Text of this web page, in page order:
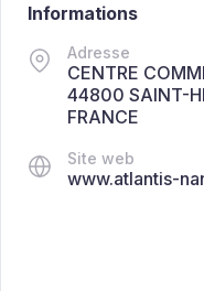
Informations
Adresse
CENTRE
44800 SAINT-
FRANCE
Site web
www.atlantis-